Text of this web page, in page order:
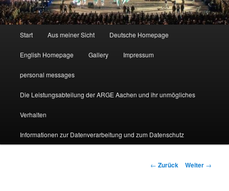
Start Aus meiner Sicht Deutsche Homepage
English Homepage Gallery Impressum
personal messages
Die Leistungsabteilung der ARGE Aachen und ihr unmögliches
Verhalten
Informationen zur Datenverarbeitung und zum Datenschutz
Beitragsnavigation
← Zurück Weiter →